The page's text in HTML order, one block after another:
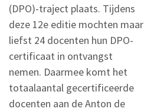
(DPO)-traject plaats. Tijdens
deze 12e editie mochten maar
liefst 24 docenten hun DPO-
certificaat in ontvangst
nemen. Daarmee komt het
totaalaantal gecertificeerde
docenten aan de Anton de